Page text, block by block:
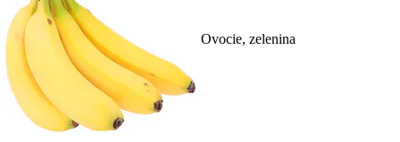
Ovocie, zelenina